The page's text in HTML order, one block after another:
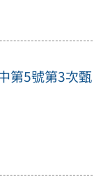
第5號第3次甄